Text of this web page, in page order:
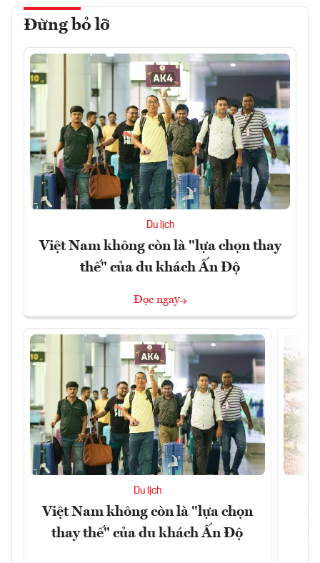
Đừng bỏ lỡ
Du lịch
Việt Nam không còn là "lựa chọn thay
thế" của du khách Ấn Độ
Đọc ngay
Du lịch
Việt Nam không còn là "lựa chọn
thay thế" của du khách Ấn Độ